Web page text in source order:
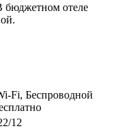
бюджетном отеле
Fi, Беспроводной
12